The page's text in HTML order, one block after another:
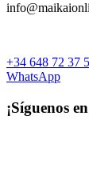
+34 648 72 37
WhatsApp
¡Síguenos